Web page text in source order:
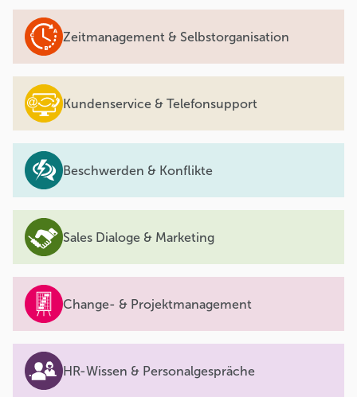
Zeitmanagement & Selbstorganisation
Kundenservice & Telefonsupport
Beschwerden & Konflikte
Sales Dialoge & Marketing
Change- & Projektmanagement
HR-Wissen & Personalgespräche